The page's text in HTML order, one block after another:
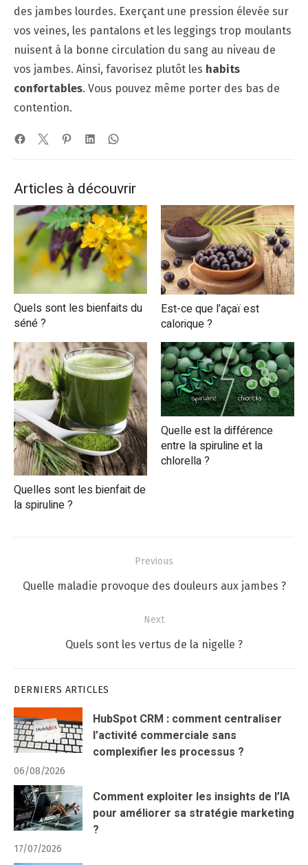
des jambes lourdes. Exerçant une pression élevée sur
vos veines, les pantalons et les leggings trop moulants
nuisent à la bonne circulation du sang au niveau de
vos jambes. Ainsi, favorisez plutôt les habits
confortables. Vous pouvez même porter des bas de
contention.
Articles à découvrir
Quels sont les bienfaits du
séné ?
Est-ce que l’açaï est
calorique ?
Quelles sont les bienfait de
la spiruline ?
Quelle est la différence
entre la spiruline et la
chlorella ?
de
Previous
Previous
Quelle maladie provoque des douleurs aux jambes ?
Next
Next
Quels sont les vertus de la nigelle ?
DERNIERS ARTICLES
HubSpot CRM : comment centraliser
l’activité commerciale sans
complexifier les processus ?
06/08/2026
Comment exploiter les insights de l’IA
pour améliorer sa stratégie marketing
?
17/07/2026